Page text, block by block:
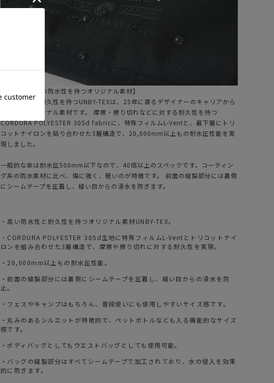
エシエルPo
Smooth Sunray
43,890
cote&ciel コート
Orange/Silver
6,050 （税込）
【傘の40倍もの防水性を持つオリジナル素材】
高い防水性と耐久性を持つUNBY-TEXは、25年に渡るデザイナーのキャリアから
生まれたオリジナル素材です。 摩擦・擦り切れなどに対する耐久性を持つ
CORDURA POLYESTER 305d fabricに、特殊フィルムL-Ventと、最下層にトリ
コットナイロンを貼り合わせた3層構造で、20,000mm以上もの耐水圧性能を実
現しました。
一般的な傘は耐水圧500mm以下なので、40倍以上のスペックです。コーティン
グ系の防水素材に比べ、傷に強く、軽いのが特徴です。 前面の縫製部分には裏側
にシームテープを圧着し、縫い目からの浸水を防ぎます。
・高い防水性と耐久性を持つオリジナル素材UNBY-TEX。
・CORDURA POLYESTER 305d生地に特殊フィルムL-Ventとトリコットナイ
ロンを組み合わせた3層構造で、摩擦や擦り切れに対する耐久性を実現。
・20,000mm以上もの耐水圧性能。
・前面の縫製部分には裏側にシームテープを圧着し、縫い目からの浸水を防
止。
・フェスやキャンプはもちろん、普段使いにも使用しやすいサイズ感です。
・丸みのあるシルエットが特徴的で、ペットボトルなども入る機能的なサイズ
感です。
・ボディバッグとしてもウエストバッグとしても使用可能。
・バッグの縫製部分はすべてシームテープで加工されており、水の侵入を効果
的に防ぎます。